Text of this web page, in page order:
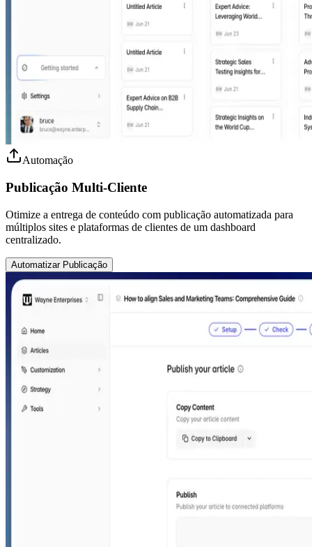
Automação
Publicação Multi-Cliente
Otimize a entrega de conteúdo com publicação automatizada para
múltiplos sites e plataformas de clientes de um dashboard
centralizado.
Automatizar Publicação